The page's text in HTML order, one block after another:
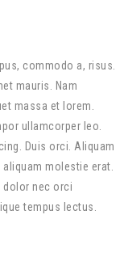
commodo a, risus.
mauris. Nam
massa et lorem.
ullamcorper leo.
Duis orci. Aliquam
molestie erat.
dolor nec orci
tempus lectus.